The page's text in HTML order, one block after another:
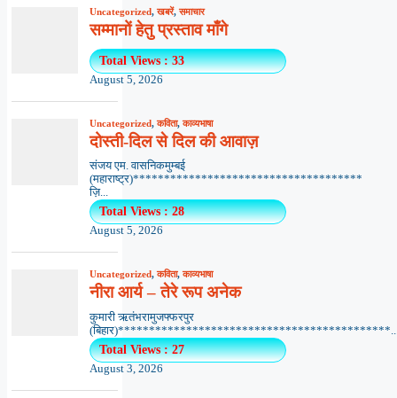
Uncategorized,खबरें,समाचार
सम्मानों हेतु प्रस्ताव माँगे
Total Views : 33
August 5, 2026
Uncategorized,कविता,काव्यभाषा
दोस्ती-दिल से दिल की आवाज़
संजय एम. वासनिकमुम्बई
(महाराष्ट्र)*************************************
ज़ि...
Total Views : 28
August 5, 2026
Uncategorized,कविता,काव्यभाषा
नीरा आर्य – तेरे रूप अनेक
कुमारी ऋतंभरामुजफ्फरपुर
Total Views : 27
August 3, 2026